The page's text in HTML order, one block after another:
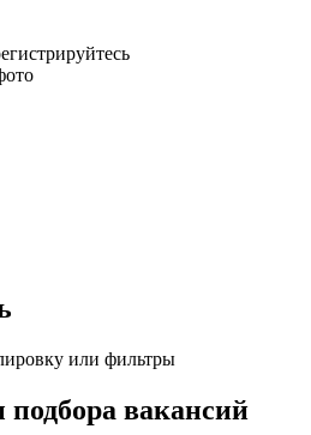
или фильтры
вакансий